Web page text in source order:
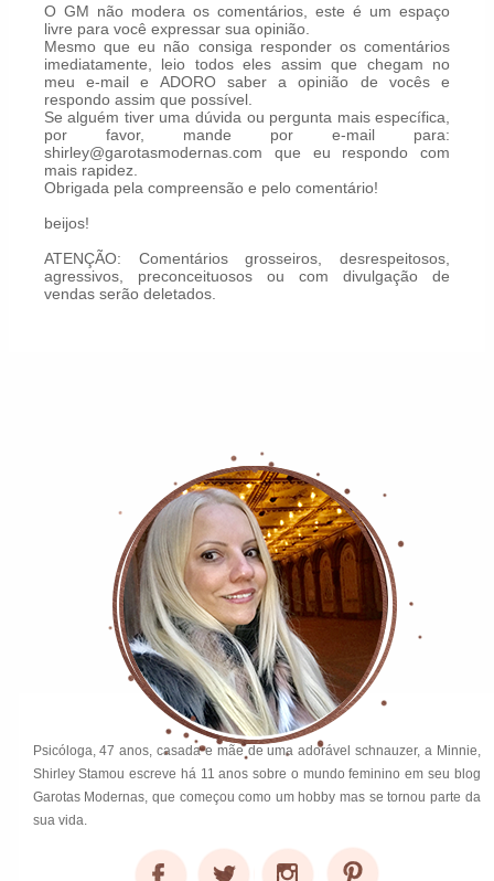
O GM não modera os comentários, este é um espaço
livre para você expressar sua opinião.
Mesmo que eu não consiga responder os comentários
imediatamente, leio todos eles assim que chegam no
meu e-mail e ADORO saber a opinião de vocês e
respondo assim que possível.
Se alguém tiver uma dúvida ou pergunta mais específica,
por favor, mande por e-mail para:
shirley@garotasmodernas.com que eu respondo com
mais rapidez.
Obrigada pela compreensão e pelo comentário!
beijos!
ATENÇÃO: Comentários grosseiros, desrespeitosos,
agressivos, preconceituosos ou com divulgação de
vendas serão deletados.
Psicóloga, 47 anos, casada e mãe de uma adorável schnauzer, a Minnie,
Shirley Stamou escreve há 11 anos sobre o mundo feminino em seu blog
Garotas Modernas, que começou como um hobby mas se tornou parte da
sua vida.